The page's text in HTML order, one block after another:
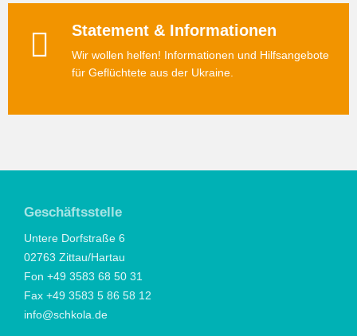
Statement & Informationen
Wir wollen helfen! Informationen und Hilfsangebote
für Geflüchtete aus der Ukraine.
Geschäftsstelle
Untere Dorfstraße 6
02763 Zittau/Hartau
Fon +49 3583 68 50 31
Fax +49 3583 5 86 58 12
info@schkola.de